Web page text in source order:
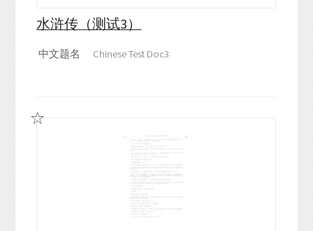
水浒传（测试3）
中文题名 Chinese Test Doc3